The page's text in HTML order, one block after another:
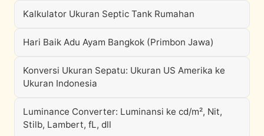
Kalkulator Ukuran Septic Tank Rumahan
Hari Baik Adu Ayam Bangkok (Primbon Jawa)
Konversi Ukuran Sepatu: Ukuran US Amerika ke
Ukuran Indonesia
Luminance Converter: Luminansi ke cd/m², Nit,
Stilb, Lambert, fL, dll